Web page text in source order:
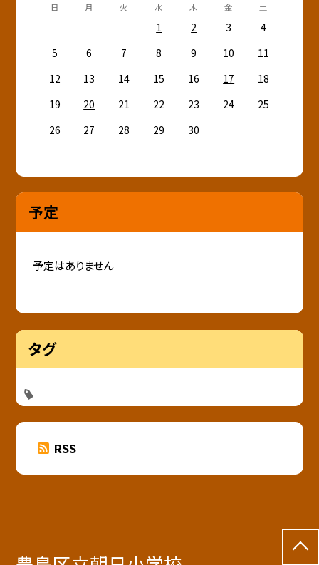
日 月 火 水 木 金 土
1 2 3
4
5
6 7 8 9 10
11
12
13 14 15 16 17
18
19
20 21 22 23 24
25
26
27 28 29 30
予定
予定はありません
タグ
RSS